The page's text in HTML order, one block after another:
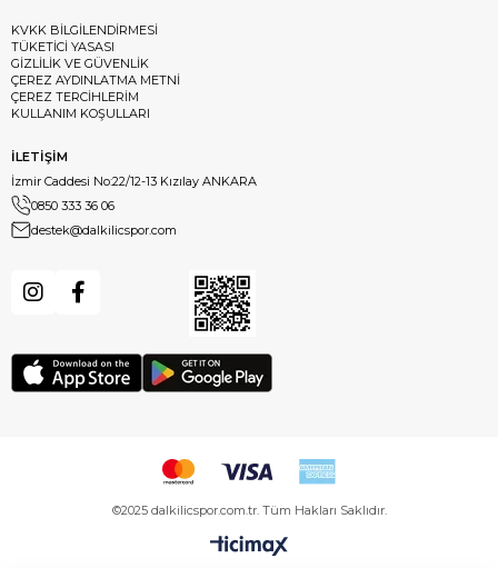
KVKK BİLGİLENDİRMESİ
TÜKETİCİ YASASI
GİZLİLİK VE GÜVENLİK
ÇEREZ AYDINLATMA METNİ
ÇEREZ TERCİHLERİM
KULLANIM KOŞULLARI
İLETİŞİM
İzmir Caddesi No:22/12-13 Kızılay ANKARA
0850 333 36 06
destek@dalkilicspor.com
©2025 dalkilicspor.com.tr. Tüm Hakları Saklıdır.